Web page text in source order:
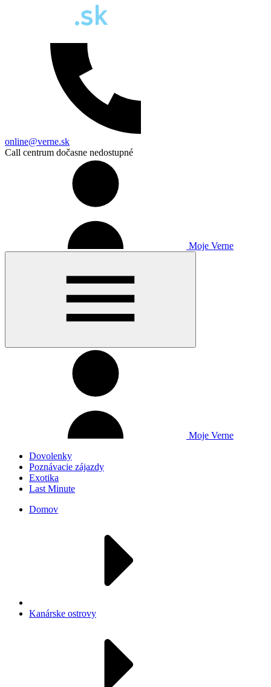
online@verne.sk
Call centrum dočasne nedostupné
Moje Verne
Moje Verne
Dovolenky
Poznávacie zájazdy
Exotika
Last Minute
Domov
Kanárske ostrovy